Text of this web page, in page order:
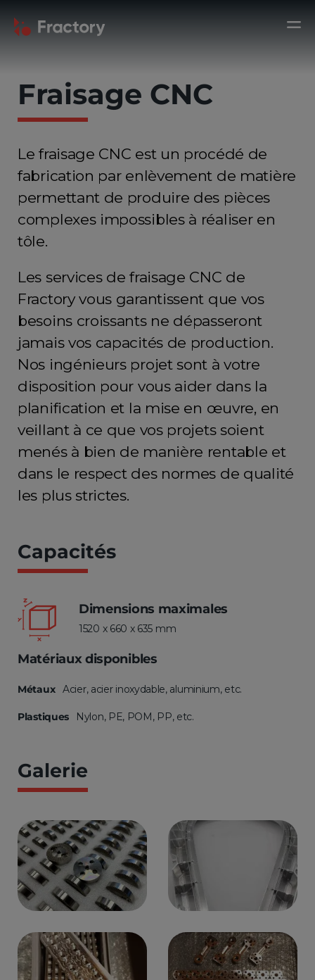
Fraisage CNC
Le fraisage CNC est un procédé de
fabrication par enlèvement de matière
permettant de produire des pièces
complexes impossibles à réaliser en
tôle.
Les services de fraisage CNC de
Fractory vous garantissent que vos
besoins croissants ne dépasseront
jamais vos capacités de production.
Nos ingénieurs projet sont à votre
disposition pour vous aider dans la
planification et la mise en œuvre, en
veillant à ce que vos projets soient
menés à bien de manière rentable et
dans le respect des normes de qualité
les plus strictes.
Capacités
Dimensions maximales
1520 x 660 x 635 mm
Matériaux disponibles
Métaux Acier, acier inoxydable, aluminium, etc.
Plastiques Nylon, PE, POM, PP, etc.
Galerie